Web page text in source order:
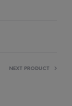
NEXT PRODUCT